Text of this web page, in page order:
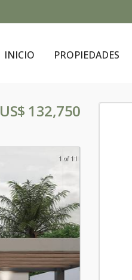
INICIO PROPIEDADES
US$ 132,750
1 of 11